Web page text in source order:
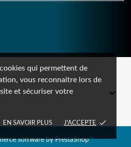
qui permettent de
vous reconnaitre lors de
et sécuriser votre
EN SAVOIR PLUS J'ACCEPTE done

software by PrestaShop™